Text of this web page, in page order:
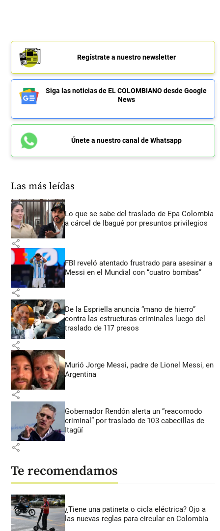
Regístrate a nuestro newsletter
Siga las noticias de EL COLOMBIANO desde Google
News
Únete a nuestro canal de Whatsapp
Las más leídas
Lo que se sabe del traslado de Epa Colombia
a cárcel de Ibagué por presuntos privilegios
share
FBI reveló atentado frustrado para asesinar a
Messi en el Mundial con “cuatro bombas”
share
De la Espriella anuncia “mano de hierro”
contra las estructuras criminales luego del
traslado de 117 presos
share
Murió Jorge Messi, padre de Lionel Messi, en
Argentina
share
Gobernador Rendón alerta un “reacomodo
criminal” por traslado de 103 cabecillas de
Itagüí
share
Te recomendamos
¿Tiene una patineta o cicla eléctrica? Ojo a
las nuevas reglas para circular en Colombia